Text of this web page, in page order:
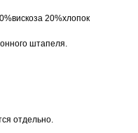
20%хлопок
штапеля.
отдельно.